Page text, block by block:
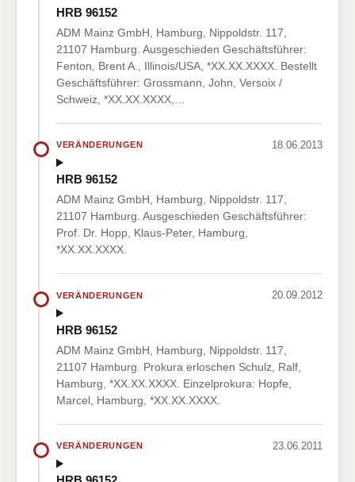
HRB 96152
ADM Mainz GmbH, Hamburg, Nippoldstr. 117,
21107 Hamburg. Ausgeschieden Geschäftsführer:
Fenton, Brent A., Illinois/USA, *XX.XX.XXXX. Bestellt
Geschäftsführer: Grossmann, John, Versoix /
Schweiz, *XX.XX.XXXX,…
VERÄNDERUNGEN 18.06.2013
HRB 96152
ADM Mainz GmbH, Hamburg, Nippoldstr. 117,
21107 Hamburg. Ausgeschieden Geschäftsführer:
Prof. Dr. Hopp, Klaus-Peter, Hamburg,
*XX.XX.XXXX.
VERÄNDERUNGEN 20.09.2012
HRB 96152
ADM Mainz GmbH, Hamburg, Nippoldstr. 117,
21107 Hamburg. Prokura erloschen Schulz, Ralf,
Hamburg, *XX.XX.XXXX. Einzelprokura: Hopfe,
Marcel, Hamburg, *XX.XX.XXXX.
VERÄNDERUNGEN 23.06.2011